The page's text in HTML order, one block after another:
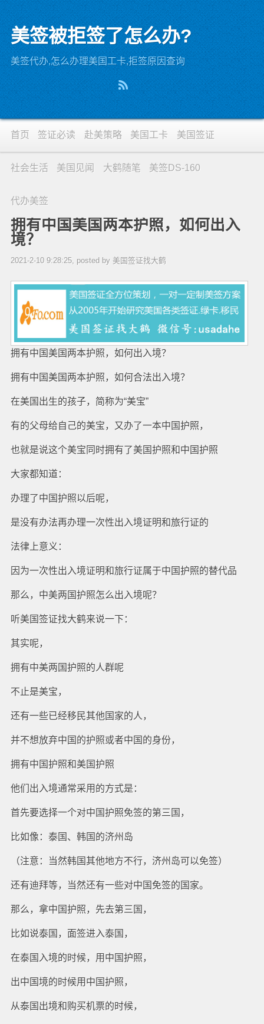
美签被拒签了怎么办?
美签代办,怎么办理美国工卡,拒签原因查询
首页 签证必读 赴美策略 美国工卡 美国签证
社会生活 美国见闻 大鹤随笔 美签DS-160
代办美签
拥有中国美国两本护照，如何出入
境？
2021-2-10 9:28:25, posted by 美国签证找大鹤
拥有中国美国两本护照，如何出入境？
拥有中国美国两本护照，如何合法出入境？
在美国出生的孩子，简称为“美宝”
有的父母给自己的美宝，又办了一本中国护照，
也就是说这个美宝同时拥有了美国护照和中国护照
大家都知道：
办理了中国护照以后呢，
是没有办法再办理一次性出入境证明和旅行证的
法律上意义：
因为一次性出入境证明和旅行证属于中国护照的替代品
那么，中美两国护照怎么出入境呢？
听美国签证找大鹤来说一下：
其实呢，
拥有中美两国护照的人群呢
不止是美宝，
还有一些已经移民其他国家的人，
并不想放弃中国的护照或者中国的身份，
拥有中国护照和美国护照
他们出入境通常采用的方式是：
首先要选择一个对中国护照免签的第三国，
比如像：泰国、韩国的济州岛
（注意：当然韩国其他地方不行，济州岛可以免签）
还有迪拜等，当然还有一些对中国免签的国家。
那么，拿中国护照，先去第三国，
比如说泰国，面签进入泰国，
在泰国入境的时候，用中国护照，
出中国境的时候用中国护照，
从泰国出境和购买机票的时候，